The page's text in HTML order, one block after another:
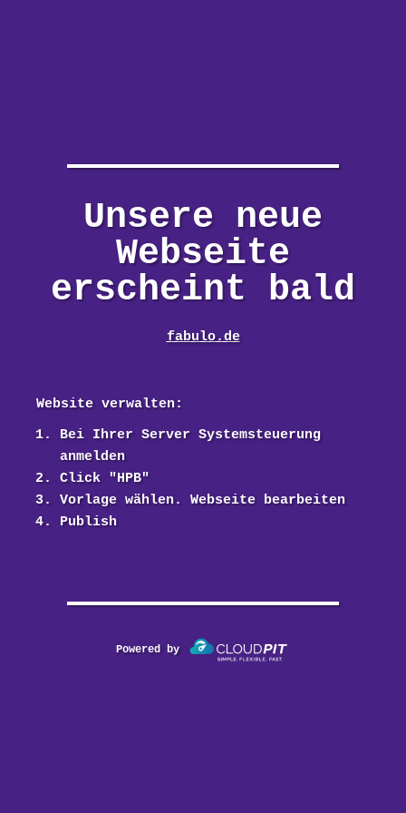
Unsere neue
Webseite
erscheint bald
fabulo.de
Website verwalten:
Bei Ihrer Server Systemsteuerung
anmelden
Click "HPB"
Vorlage wählen. Webseite bearbeiten
Publish
Powered by